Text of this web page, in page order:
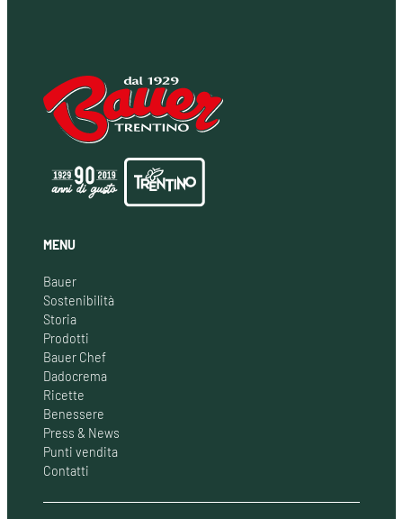
MENU
Bauer
Sostenibilità
Storia
Prodotti
Bauer Chef
Dadocrema
Ricette
Benessere
Press & News
Punti vendita
Contatti